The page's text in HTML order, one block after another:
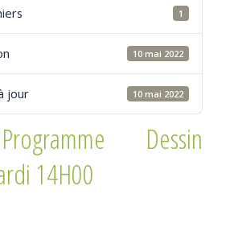
1
10 mai 2022
jour 10 mai 2022
Dessin
14H00